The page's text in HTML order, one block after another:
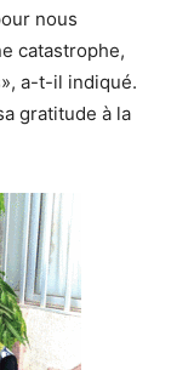
nous
catastrophe,
a-t-il indiqué.
gratitude à la